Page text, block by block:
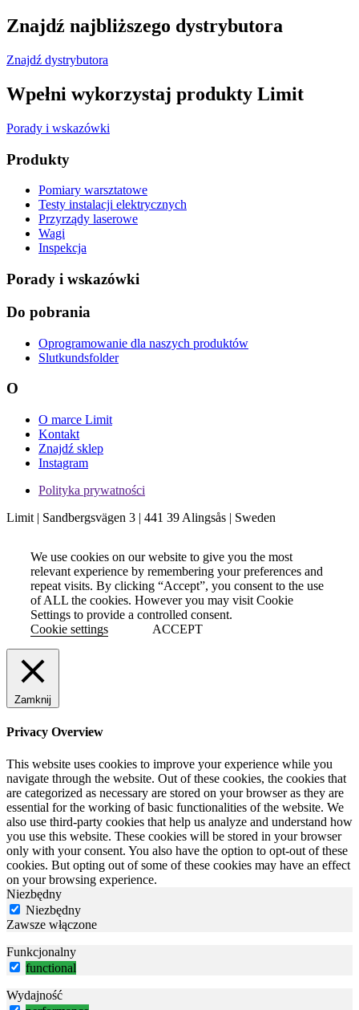
Znajdź najbliższego dystrybutora
Znajdź dystrybutora
Wpełni wykorzystaj produkty Limit
Porady i wskazówki
Produkty
Pomiary warsztatowe
Testy instalacji elektrycznych
Przyrządy laserowe
Wagi
Inspekcja
Porady i wskazówki
Do pobrania
Oprogramowanie dla naszych produktów
Slutkundsfolder
O
O marce Limit
Kontakt
Znajdź sklep
Instagram
Polityka prywatności
Limit | Sandbergsvägen 3 | 441 39 Alingsås | Sweden
We use cookies on our website to give you the most
relevant experience by remembering your preferences and
repeat visits. By clicking “Accept”, you consent to the use
of ALL the cookies. However you may visit Cookie
Settings to provide a controlled consent.
Cookie settings
ACCEPT
Zamknij
Privacy Overview
This website uses cookies to improve your experience while you
navigate through the website. Out of these cookies, the cookies that
are categorized as necessary are stored on your browser as they are
essential for the working of basic functionalities of the website. We
also use third-party cookies that help us analyze and understand how
you use this website. These cookies will be stored in your browser
only with your consent. You also have the option to opt-out of these
cookies. But opting out of some of these cookies may have an effect
on your browsing experience.
Niezbędny
Niezbędny
Zawsze włączone
Funkcjonalny
functional
Wydajność